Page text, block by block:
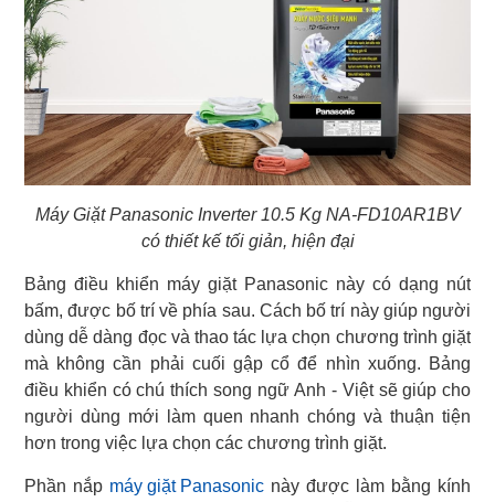
Máy Giặt Panasonic Inverter 10.5 Kg NA-FD10AR1BV
có thiết kế tối giản, hiện đại
Bảng điều khiển máy giặt Panasonic này có dạng nút
bấm, được bố trí về phía sau. Cách bố trí này giúp người
dùng dễ dàng đọc và thao tác lựa chọn chương trình giặt
mà không cần phải cuối gập cổ để nhìn xuống. Bảng
điều khiển có chú thích song ngữ Anh - Việt sẽ giúp cho
người dùng mới làm quen nhanh chóng và thuận tiện
hơn trong việc lựa chọn các chương trình giặt.
Phần nắp máy giặt Panasonic này được làm bằng kính